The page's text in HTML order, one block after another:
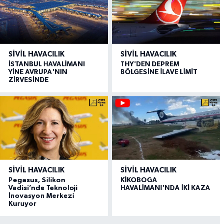
SIVIL HAVACILIK
İSTANBUL HAVALİMANI
YİNE AVRUPA'NIN
ZİRVESİNDE
SIVIL HAVACILIK
THY'DEN DEPREM
BÖLGESİNE İLAVE LİMİT
SIVIL HAVACILIK
Pegasus, Silikon
Vadisi’nde Teknoloji
İnovasyon Merkezi
Kuruyor
SIVIL HAVACILIK
KİKOBOGA
HAVALİMANI'NDA İKİ KAZA